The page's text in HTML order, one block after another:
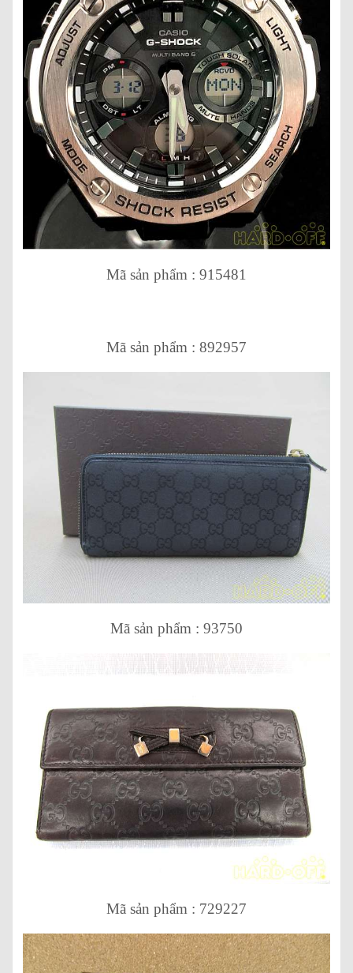
Mã sản phẩm : 915481
Mã sản phẩm : 892957
Mã sản phẩm : 93750
Mã sản phẩm : 729227